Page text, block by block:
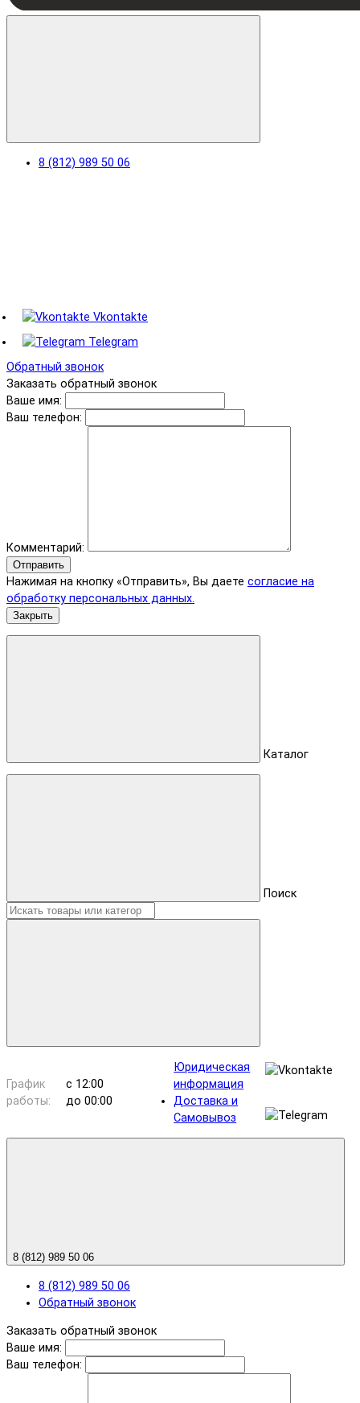
8 (812) 989 50 06
Vkontakte
Telegram
Обратный звонок
Заказать обратный звонок
Ваше имя:
Ваш телефон:
Комментарий:
Отправить
Нажимая на кнопку «Отправить», Вы даете согласие на
обработку персональных данных.
Закрыть
Каталог
Поиск
График
работы:
с 12:00
до 00:00
Юридическая
информация
Доставка и
Самовывоз
8 (812) 989 50 06
8 (812) 989 50 06
Обратный звонок
Заказать обратный звонок
Ваше имя:
Ваш телефон: